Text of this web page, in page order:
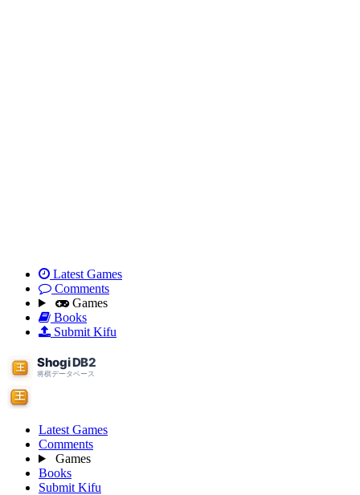
Latest Games
Comments
Games
Books
Submit Kifu
Latest Games
Comments
Games
Books
Submit Kifu